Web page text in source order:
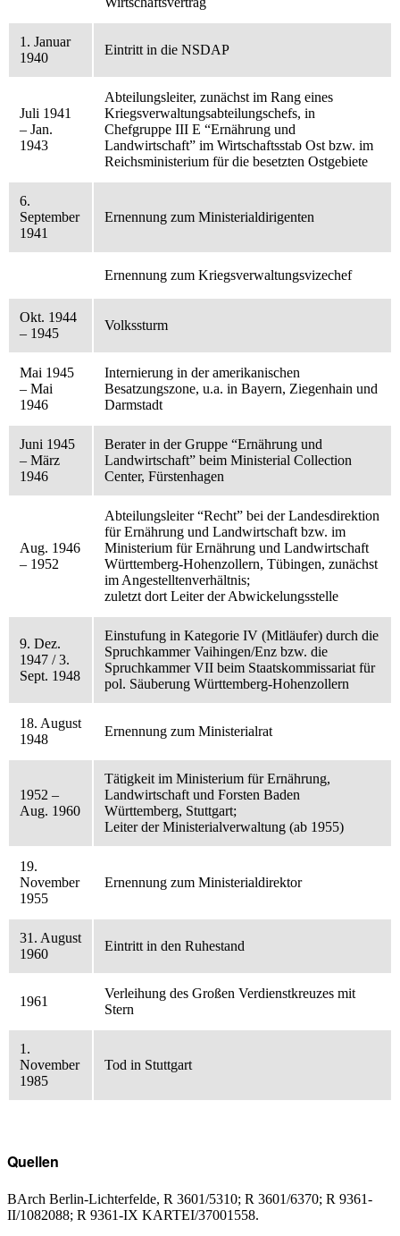
1. Januar
1940
Eintritt in die NSDAP
Juli 1941
– Jan.
1943
Abteilungsleiter, zunächst im Rang eines
Kriegsverwaltungsabteilungschefs, in
Chefgruppe III E “Ernährung und
Landwirtschaft” im Wirtschaftsstab Ost bzw. im
Reichsministerium für die besetzten Ostgebiete
6.
September
1941
Ernennung zum Ministerialdirigenten
Ernennung zum Kriegsverwaltungsvizechef
Okt. 1944
– 1945
Volkssturm
Mai 1945
– Mai
1946
Internierung in der amerikanischen
Besatzungszone, u.a. in Bayern, Ziegenhain und
Darmstadt
Juni 1945
– März
1946
Berater in der Gruppe “Ernährung und
Landwirtschaft” beim Ministerial Collection
Center, Fürstenhagen
Aug. 1946
– 1952
Abteilungsleiter “Recht” bei der Landesdirektion
für Ernährung und Landwirtschaft bzw. im
Ministerium für Ernährung und Landwirtschaft
Württemberg-Hohenzollern, Tübingen, zunächst
im Angestelltenverhältnis;
zuletzt dort Leiter der Abwickelungsstelle
9. Dez.
1947 / 3.
Sept. 1948
Einstufung in Kategorie IV (Mitläufer) durch die
Spruchkammer Vaihingen/Enz bzw. die
Spruchkammer VII beim Staatskommissariat für
pol. Säuberung Württemberg-Hohenzollern
18. August
1948
Ernennung zum Ministerialrat
1952 –
Aug. 1960
Tätigkeit im Ministerium für Ernährung,
Landwirtschaft und Forsten Baden
Württemberg, Stuttgart;
Leiter der Ministerialverwaltung (ab 1955)
19.
November
1955
Ernennung zum Ministerialdirektor
31. August
1960
Eintritt in den Ruhestand
1961
Verleihung des Großen Verdienstkreuzes mit
Stern
1.
November
1985
Tod in Stuttgart
Quellen
BArch Berlin-Lichterfelde, R 3601/5310; R 3601/6370; R 9361-
II/1082088; R 9361-IX KARTEI/37001558.